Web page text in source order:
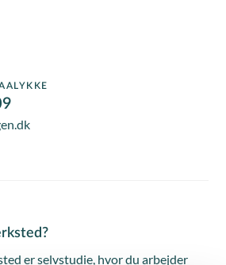
er selvstudie, hvor du arbejder